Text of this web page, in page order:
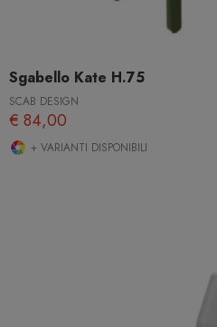
Sgabello Kate H.75
SCAB DESIGN
€ 84,00
+ VARIANTI DISPONIBILI